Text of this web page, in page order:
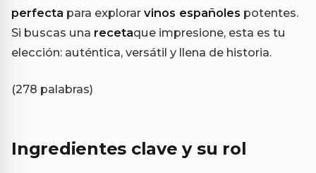
perfecta para explorar vinos españoles potentes.
Si buscas una recetaque impresione, esta es tu
elección: auténtica, versátil y llena de historia.
(278 palabras)
Ingredientes clave y su rol